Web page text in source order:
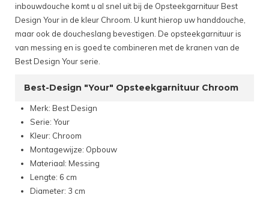
inbouwdouche komt u al snel uit bij de Opsteekgarnituur Best
Design Your in de kleur Chroom. U kunt hierop uw handdouche,
maar ook de doucheslang bevestigen. De opsteekgarnituur is
van messing en is goed te combineren met de kranen van de
Best Design Your serie.
Best-Design "Your" Opsteekgarnituur Chroom
Merk: Best Design
Serie: Your
Kleur: Chroom
Montagewijze: Opbouw
Materiaal: Messing
Lengte: 6 cm
Diameter: 3 cm